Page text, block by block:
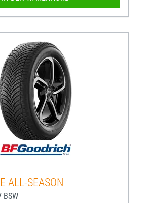
ALL-SEASON
BSW